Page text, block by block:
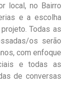
local, no Bairro
e a escolha
Todas as
os serão
com enfoque
e todas as
de conversas